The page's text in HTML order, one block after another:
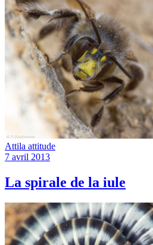
Attila attitude
7 avril 2013
La spirale de la iule